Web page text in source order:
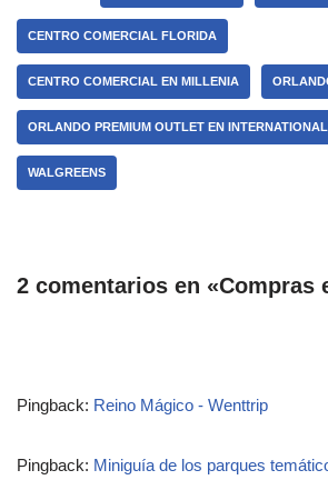
CENTRO COMERCIAL FLORIDA
CENTRO COMERCIAL EN MILLENIA
ORLANDO PREMIUM OUTLET EN
WALGREENS
2 comentarios en «Compras
Pingback: Reino Mágico - Wenttrip
Pingback: Miniguía de los parques